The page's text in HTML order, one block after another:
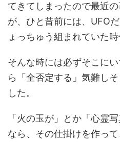
てきてしまったので最近
が、ひと昔前には、UFO
ょっちゅう組まれていた時
そんな時には必ずそこに
ら「全否定する」気難し
した。
「火の玉が」とか「心霊
なら、その仕掛けを作って